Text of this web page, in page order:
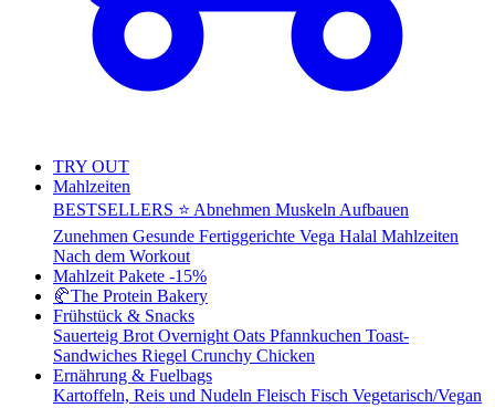
TRY OUT
Mahlzeiten
BESTSELLERS ⭐ Abnehmen Muskeln Aufbauen
Zunehmen Gesunde Fertiggerichte Vega Halal Mahlzeiten
Nach dem Workout
Mahlzeit Pakete -15%
🥐The Protein Bakery
Frühstück & Snacks
Sauerteig Brot Overnight Oats Pfannkuchen Toast-
Sandwiches Riegel Crunchy Chicken
Ernährung & Fuelbags
Kartoffeln, Reis und Nudeln Fleisch Fisch Vegetarisch/Vegan